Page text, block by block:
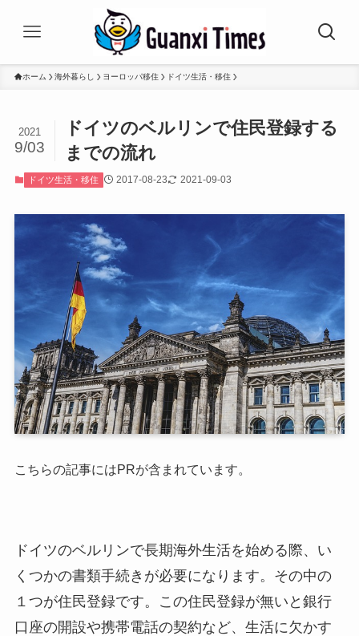
ホーム 海外暮らし ヨーロッパ移住 ドイツ生活・移住
ドイツのベルリンで住民登録する
までの流れ
2021
9/03
ドイツ生活・移住 2017-08-23 2021-09-03
こちらの記事にはPRが含まれています。
ドイツのベルリンで長期海外生活を始める際、い
くつかの書類手続きが必要になります。その中の
１つが住民登録です。この住民登録が無いと銀行
口座の開設や携帯電話の契約など、生活に欠かす